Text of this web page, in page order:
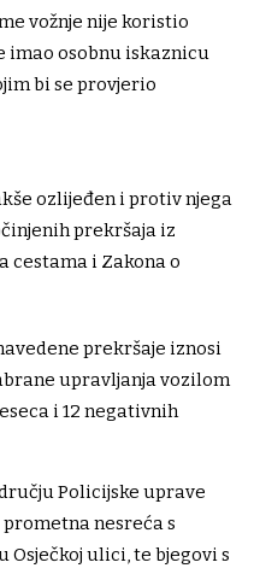
vožnje nije koristio
imao osobnu iskaznicu
bi se provjerio
ozlijeđen i protiv njega
prekršaja iz
cestama i Zakona o
prekršaje iznosi
upravljanja vozilom
i 12 negativnih
Policijske uprave
nesreća s
ulici, te bjegovi s